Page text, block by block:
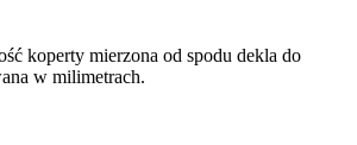
koperty mierzona od spodu dekla do
w milimetrach.